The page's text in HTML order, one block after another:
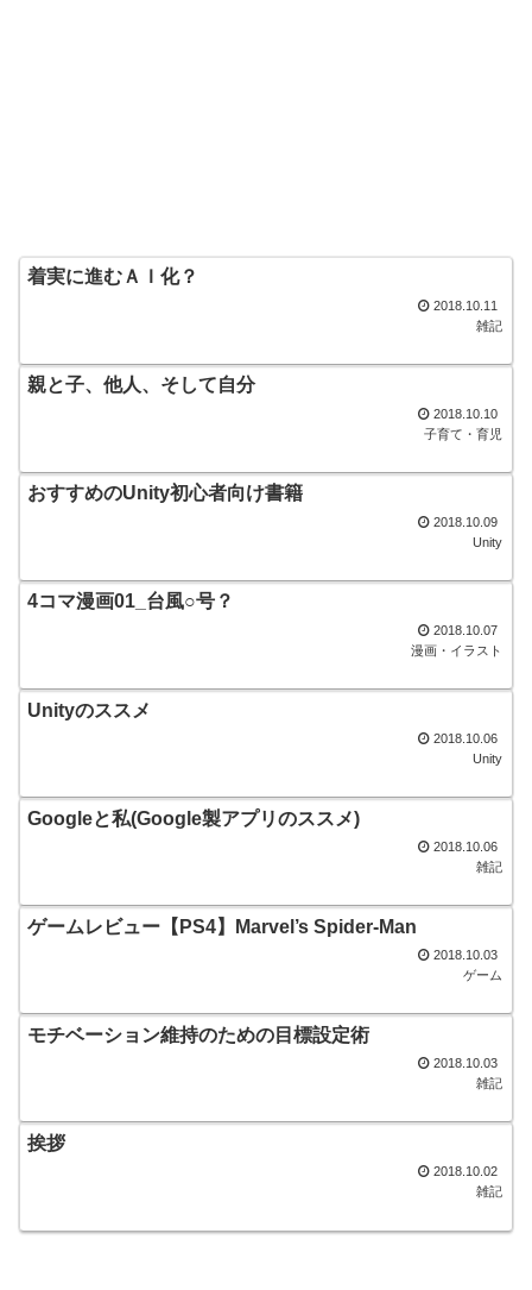
着実に進むＡＩ化？
2018.10.11
雑記
親と子、他人、そして自分
2018.10.10
子育て・育児
おすすめのUnity初心者向け書籍
2018.10.09
Unity
4コマ漫画01_台風○号？
2018.10.07
漫画・イラスト
Unityのススメ
2018.10.06
Unity
Googleと私(Google製アプリのススメ)
2018.10.06
雑記
ゲームレビュー【PS4】Marvel’s Spider-Man
2018.10.03
ゲーム
モチベーション維持のための目標設定術
2018.10.03
雑記
挨拶
2018.10.02
雑記